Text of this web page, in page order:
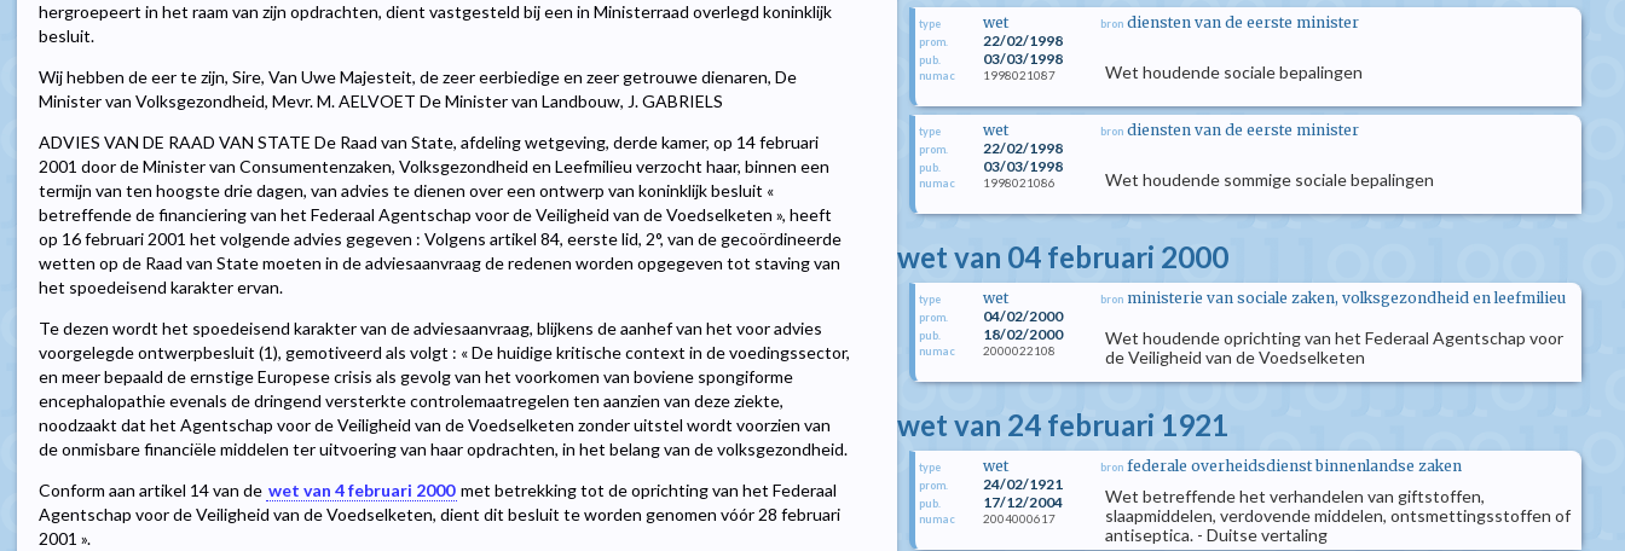
hergroepeert in het raam van zijn opdrachten, dient vastgesteld bij een in Ministerraad overlegd koninklijk
besluit.
Wij hebben de eer te zijn, Sire, Van Uwe Majesteit, de zeer eerbiedige en zeer getrouwe dienaren, De
Minister van Volksgezondheid, Mevr. M. AELVOET De Minister van Landbouw, J. GABRIELS
ADVIES VAN DE RAAD VAN STATE De Raad van State, afdeling wetgeving, derde kamer, op 14 februari
2001 door de Minister van Consumentenzaken, Volksgezondheid en Leefmilieu verzocht haar, binnen een
termijn van ten hoogste drie dagen, van advies te dienen over een ontwerp van koninklijk besluit «
betreffende de financiering van het Federaal Agentschap voor de Veiligheid van de Voedselketen », heeft
op 16 februari 2001 het volgende advies gegeven : Volgens artikel 84, eerste lid, 2°, van de gecoördineerde
wetten op de Raad van State moeten in de adviesaanvraag de redenen worden opgegeven tot staving van
het spoedeisend karakter ervan.
Te dezen wordt het spoedeisend karakter van de adviesaanvraag, blijkens de aanhef van het voor advies
voorgelegde ontwerpbesluit (1), gemotiveerd als volgt : « De huidige kritische context in de voedingssector,
en meer bepaald de ernstige Europese crisis als gevolg van het voorkomen van boviene spongiforme
encephalopathie evenals de dringend versterkte controlemaatregelen ten aanzien van deze ziekte,
noodzaakt dat het Agentschap voor de Veiligheid van de Voedselketen zonder uitstel wordt voorzien van
de onmisbare financiële middelen ter uitvoering van haar opdrachten, in het belang van de volksgezondheid.
Conform aan artikel 14 van de wet van 4 februari 2000 met betrekking tot de oprichting van het Federaal
Agentschap voor de Veiligheid van de Voedselketen, dient dit besluit te worden genomen vóór 28 februari
2001 ».
type wet
prom. 22/02/1998
pub. 03/03/1998
numac 1998021087
bron diensten van de eerste minister
Wet houdende sociale bepalingen
type wet
prom. 22/02/1998
pub. 03/03/1998
numac 1998021086
bron diensten van de eerste minister
Wet houdende sommige sociale bepalingen
wet van 04 februari 2000
type wet
prom. 04/02/2000
pub. 18/02/2000
numac 2000022108
bron ministerie van sociale zaken, volksgezondheid en leefmilieu
Wet houdende oprichting van het Federaal Agentschap voor
de Veiligheid van de Voedselketen
wet van 24 februari 1921
type wet
prom. 24/02/1921
pub. 17/12/2004
numac 2004000617
bron federale overheidsdienst binnenlandse zaken
Wet betreffende het verhandelen van giftstoffen,
slaapmiddelen, verdovende middelen, ontsmettingsstoffen of
antiseptica. - Duitse vertaling